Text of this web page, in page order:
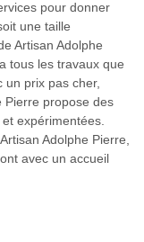
pour donner
une taille
Artisan Adolphe
tous les travaux que
prix pas cher,
Pierre propose des
expérimentées.
Adolphe Pierre,
avec un accueil